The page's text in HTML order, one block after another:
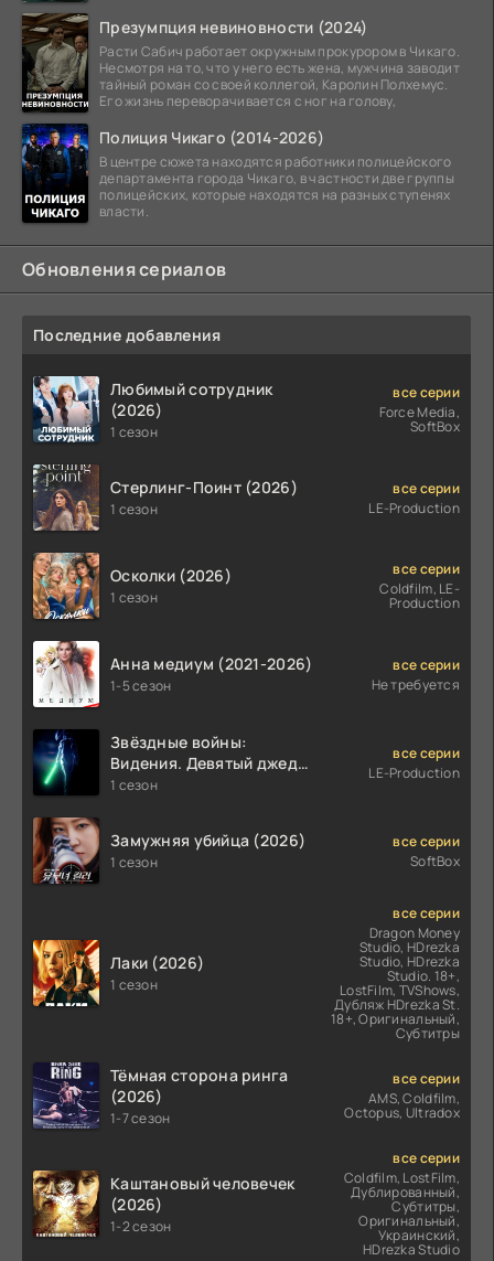
Презумпция невиновности (2024)
Расти Сабич работает окружным прокурором в Чикаго.
Несмотря на то, что у него есть жена, мужчина заводит
тайный роман со своей коллегой, Каролин Полхемус.
Его жизнь переворачивается с ног на голову,
Полиция Чикаго (2014-2026)
В центре сюжета находятся работники полицейского
департамента города Чикаго, в частности две группы
полицейских, которые находятся на разных ступенях
власти.
Обновления сериалов
Последние добавления
Любимый сотрудник
(2026)
1 сезон
все серии
Force Media,
SoftBox
Стерлинг-Поинт (2026)
1 сезон
все серии
LE-Production
Осколки (2026)
1 сезон
все серии
Coldfilm, LE-
Production
Анна медиум (2021-2026)
1-5 сезон
все серии
Не требуется
Звёздные войны:
Видения. Девятый джедай
(2026)
1 сезон
все серии
LE-Production
Замужняя убийца (2026)
1 сезон
все серии
SoftBox
Лаки (2026)
1 сезон
все серии
Dragon Money
Studio, HDrezka
Studio, HDrezka
Studio. 18+,
LostFilm, TVShows,
Дубляж HDrezka St.
18+, Оригинальный,
Субтитры
Тёмная сторона ринга
(2026)
1-7 сезон
все серии
AMS, Coldfilm,
Octopus, Ultradox
Каштановый человечек
(2026)
1-2 сезон
все серии
Coldfilm, LostFilm,
Дублированный,
Субтитры,
Оригинальный,
Украинский,
HDrezka Studio